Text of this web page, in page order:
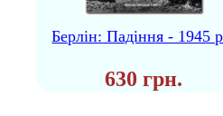
Берлін: Падіння - 1945
630 грн.